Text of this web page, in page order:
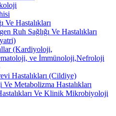
Ve Hastalıkları
Ruh Sağlığı Ve Hastalıkları
(Kardiyoloji,
ve İmmünoloji,Nefroloji
Hastalıkları (Cildiye)
Metabolizma Hastalıkları
Ve Klinik Mikrobiyoloji